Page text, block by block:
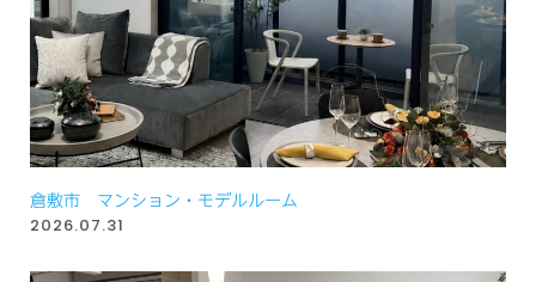
倉敷市 マンション・モデルルーム
2026.07.31